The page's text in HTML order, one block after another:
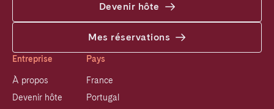
Devenir hôte
Mes réservations
Entreprise
À propos
Devenir hôte
Pays
France
Portugal